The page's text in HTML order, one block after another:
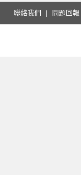
聯絡我們 問題回報